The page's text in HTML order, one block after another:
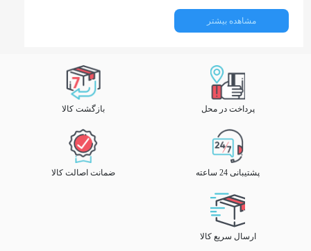
مشاهده بیشتر
پرداخت در محل بازگشت کالا
پشتیبانی 24 ساعته ضمانت اصالت کالا
ارسال سریع کالا